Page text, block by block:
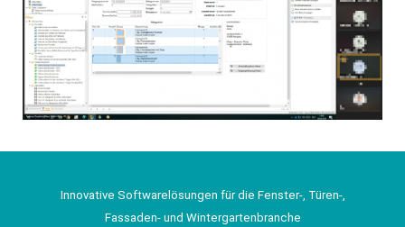
Innovative Softwarelösungen für die Fenster-, Türen-,
Fassaden- und Wintergartenbranche